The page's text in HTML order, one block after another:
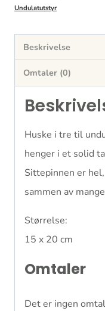
Undulatutstyr
Beskrivelse
Omtaler (0)
Huske i tre til
henger i et solid
Sittepinnen er
sammen av
Størrelse:
15 x 20 cm
Omtaler
Det er ingen